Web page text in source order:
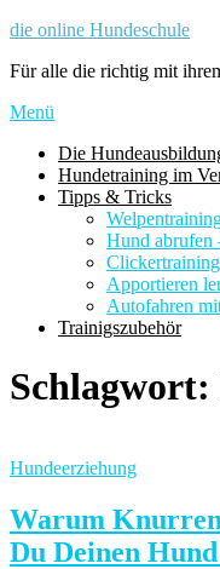
Zum
springen
die online Hundeschule
Für alle die richtig mit
Menü
Die
Hundetraining im
Tipps & Tricks
Hund abrufen
Apportieren
Autofahren
Trainigszubehör
Schlagwort:
Hundeerziehung
Warum
Du Deinen